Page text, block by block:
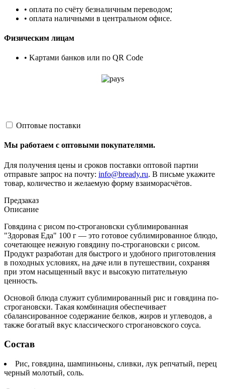
• оплата по счёту безналичным переводом;
• оплата наличными в центральном офисе.
Физическим лицам
• Kартами банков или по QR Code
Оптовые поставки
Мы работаем с оптовыми покупателями.
Для получения цены и сроков поставки оптовой партии
отправьте запрос на почту: info@bready.ru. В письме укажите
товар, количество и желаемую форму взаиморасчётов.
Предзаказ
Описание
Говядина с рисом по-строгановски сублимированная
"Здоровая Еда" 100 г — это готовое сублимированное блюдо,
сочетающее нежную говядину по-строгановски с рисом.
Продукт разработан для быстрого и удобного приготовления
в походных условиях, на даче или в путешествии, сохраняя
при этом насыщенный вкус и высокую питательную
ценность.
Основой блюда служит сублимированный рис и говядина по-
строгановски. Такая комбинация обеспечивает
сбалансированное содержание белков, жиров и углеводов, а
также богатый вкус классического строгановского соуса.
Состав
Рис, говядина, шампиньоны, сливки, лук репчатый, перец
черный молотый, соль.